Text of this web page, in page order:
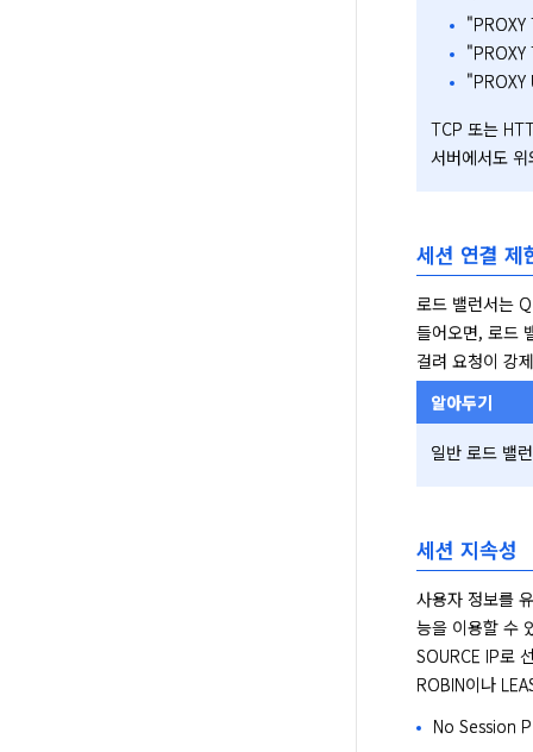
TCP 또는
서버에서도
세션 연결 제
로드 밸런서는
들어오면, 로드
걸려 요청이 강
알아두기
일반 로드 밸
세션 지속성
사용자 정보를
능을 이용할 수
SOURCE IP로
ROBIN이나
No Session